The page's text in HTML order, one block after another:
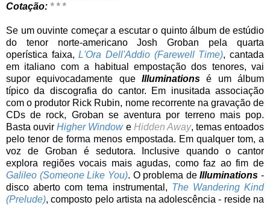
Cotação: * * *
Se um ouvinte começar a escutar o quinto álbum de estúdio
do tenor norte-americano Josh Groban pela quarta
operística faixa, L'Ora Dell'Addio (Farewell Time), cantada
em italiano com a habitual empostação dos tenores, vai
supor equivocadamente que Illuminations é um álbum
típico da discografia do cantor. Em inusitada associação
com o produtor Rick Rubin, nome recorrente na gravação de
CDs de rock, Groban se aventura por terreno mais pop.
Basta ouvirHigher Windowe Hidden Away, temas entoados
pelo tenor de forma menos empostada. Em qualquer tom, a
voz de Groban é sedutora. Inclusive quando o cantor
explora regiões vocais mais agudas, como faz ao fim de
Galileo (Someone Like You). O problema deIlluminations -
disco aberto com tema instrumental, The Wandering Kind
(Prelude), composto pelo artista na adolescência - reside na